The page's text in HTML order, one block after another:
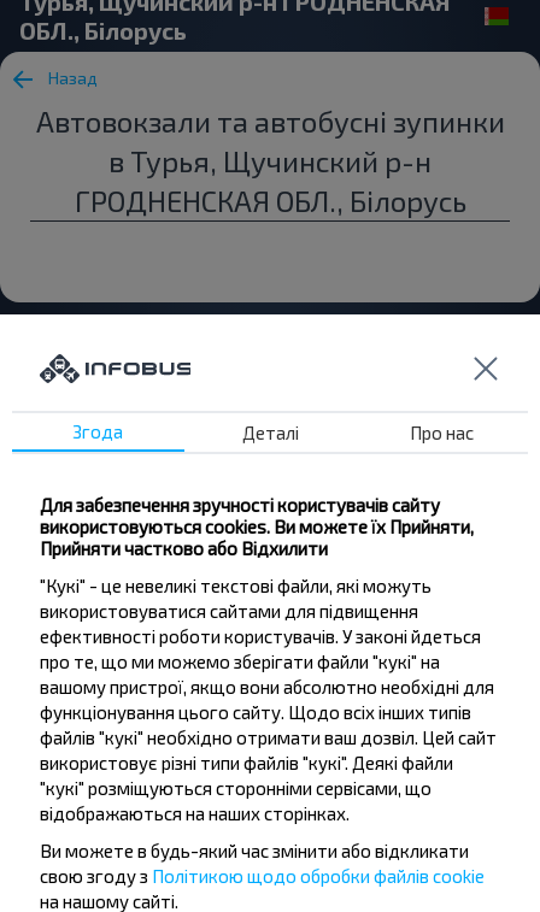
ОБЛ., Білорусь
Назад
Автовокзали та автобусні зупинки
в Турья, Щучинский р-н
ГРОДНЕНСКАЯ ОБЛ., Білорусь
Бажаєте
подорожувати
дешевше?
Не пропусти акції, знижки та спеціальні
пропозиції, INFOBUS. Підпишись на розсилку та
подорожуй з нами дешевше!
Підписатися
Згода Деталі Про нас
Для забезпечення зручності користувачів сайту
використовуються cookies. Ви можете їх Прийняти,
Прийняти частково або Відхилити
"Кукі" - це невеликі текстові файли, які можуть
використовуватися сайтами для підвищення
ефективності роботи користувачів. У законі йдеться
про те, що ми можемо зберігати файли "кукі" на
вашому пристрої, якщо вони абсолютно необхідні для
функціонування цього сайту. Щодо всіх інших типів
файлів "кукі" необхідно отримати ваш дозвіл. Цей сайт
використовує різні типи файлів "кукі". Деякі файли
"кукі" розміщуються сторонніми сервісами, що
відображаються на наших сторінках.
Ви можете в будь-який час змінити або відкликати
свою згоду з Політикою щодо обробки файлів cookie
на нашому сайті.